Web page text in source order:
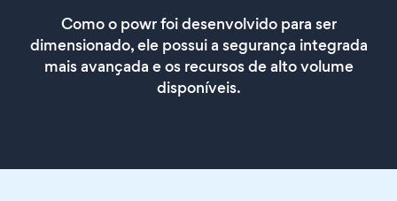
Como o powr foi desenvolvido para ser
dimensionado, ele possui a segurança integrada
mais avançada e os recursos de alto volume
disponíveis.